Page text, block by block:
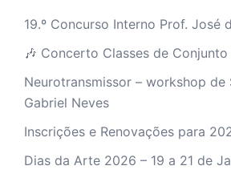
19.º Concurso Interno Prof. José
🎶 Concerto Classes de Conjunto
Neurotransmissor – workshop de
Gabriel Neves
Inscrições e Renovações para
Dias da Arte 2026 – 19 a 21 de